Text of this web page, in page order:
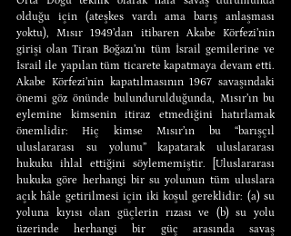
olduğu için (ateşkes vardı ama barış anlaşması
yoktu), Mısır 1949’dan itibaren Akabe Körfezi’nin
girişi olan Tiran Boğazı’nı tüm İsrail gemilerine ve
İsrail ile yapılan tüm ticarete kapatmaya devam etti.
Akabe Körfezi’nin kapatılmasının 1967 savaşındaki
önemi göz önünde bulundurulduğunda, Mısır’ın bu
eylemine kimsenin itiraz etmediğini hatırlamak
önemlidir: Hiç kimse Mısır’ın bu “barışçıl
uluslararası su yolunu” kapatarak uluslararası
hukuku ihlal ettiğini söylememiştir. [Uluslararası
hukuka göre herhangi bir su yolunun tüm uluslara
açık hâle getirilmesi için iki koşul gereklidir: (a) su
yoluna kıyısı olan güçlerin rızası ve (b) su yolu
üzerinde herhangi bir güç arasında savaş